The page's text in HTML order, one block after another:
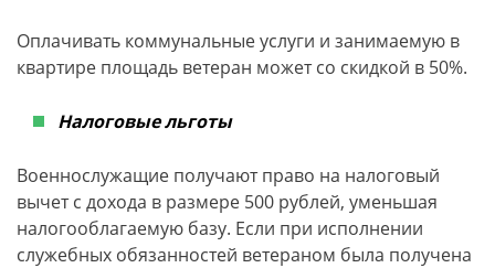
Оплачивать коммунальные услуги и занимаемую в
квартире площадь ветеран может со скидкой в 50%.
Налоговые льготы
Военнослужащие получают право на налоговый
вычет с дохода в размере 500 рублей, уменьшая
налогооблагаемую базу. Если при исполнении
служебных обязанностей ветераном была получена